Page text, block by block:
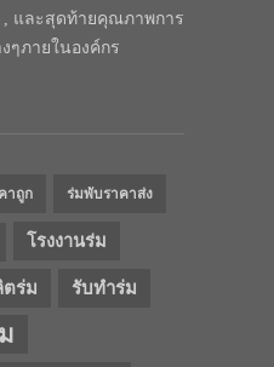
, และสุดท้ายคุณภาพการ
ๆภายในองค์กร
าถูก ร่มพับราคาส่ง
โรงงานร่ม
ตร่ม รับทำร่ม